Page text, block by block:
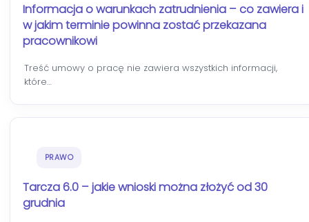
Informacja o warunkach zatrudnienia – co zawiera i
w jakim terminie powinna zostać przekazana
pracownikowi
Treść umowy o pracę nie zawiera wszystkich informacji,
które…
PRAWO
Tarcza 6.0 – jakie wnioski można złożyć od 30
grudnia